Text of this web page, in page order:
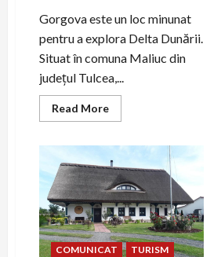
Gorgova este un loc minunat
pentru a explora Delta Dunării.
Situat în comuna Maliuc din
județul Tulcea,...
Read MoreRead
more
Explorând
frumusețea
naturală
a
Deltei
Dunării
COMUNICAT TURISM